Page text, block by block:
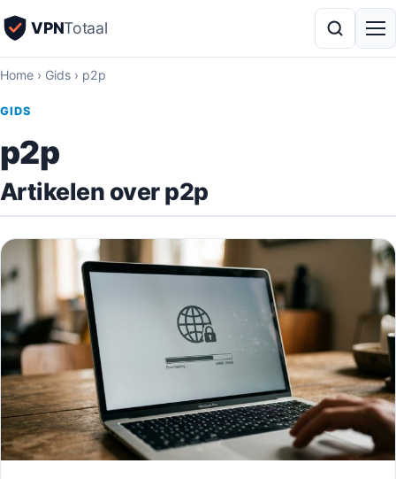
VPNTotaal
Home › Gids › p2p
GIDS
p2p
Artikelen over p2p